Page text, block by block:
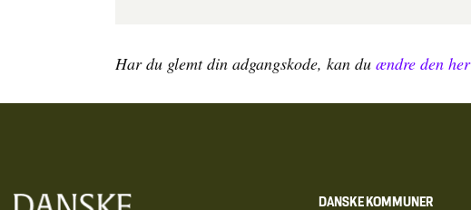
Har du glemt din adgangskode, kan du ændre den her
DANSKE KOMMUNER